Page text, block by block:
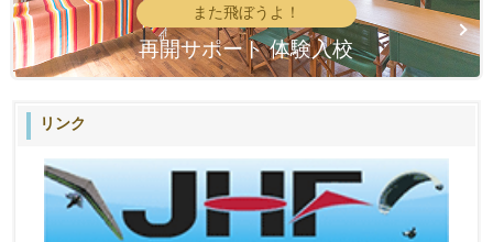
また飛ぼうよ！
再開サポート 体験入校
リンク